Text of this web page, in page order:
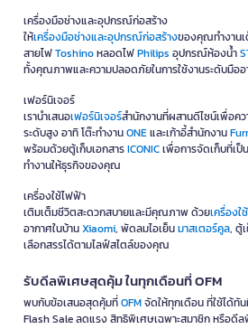
เครื่องมือช่างและอุปกรณ์ก่อสร้าง
ให้เครื่องมือช่างและอุปกรณ์ก่อสร้างของคุณทำงาน
สายไฟToshinoหลอดไฟPhilips อุปกรณ์ห้องน้ำ
ทั้งคุณภาพและความปลอดภัยในการใช้งานระดับมือ
เฟอร์นิเจอร์
เรานำเสนอเฟอร์นิเจอร์สำนักงานที่ผสานดีไซน์เพื่อค
ระดับสูง อาทิ โต๊ะทำงานONEและเก้าอี้สำนักงาน
พร้อมด้วยตู้เก็บเอกสารICONICเพื่อการจัดเก็บที่เป็
ทำงานให้ธุรกิจของคุณ
เครื่องใช้ไฟฟ้า
เติมเต็มชีวิตสะดวกสบายและมีคุณภาพ ด้วยเครื่องใ
อากาศในบ้านXiaomi, พัดลมไอเย็นมาสเตอร์คูล, ตู้
เลือกสรรได้ตามไลฟ์สไตล์ของคุณ
รับดีลพิเศษสุดคุ้ม ในทุกเดือนที่ OFM
พบกับข้อเสนอสุดคุ้มที่OFMจัดให้ทุกเดือน ที่ใช้ได้ทัน
Flash Sale ลดแรง สิทธิพิเศษเฉพาะสมาชิก หรือดี